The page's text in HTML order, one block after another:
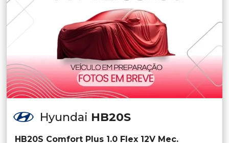
Hyundai HB20S
HB20S Comfort Plus 1.0 Flex 12V Mec.